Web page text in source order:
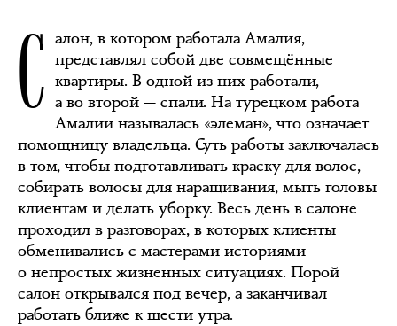
С алон, в котором работала Амалия,
представлял собой две совмещённые
квартиры. В одной из них работали,
а во второй — спали. На турецком работа
Амалии называлась «элеман», что означает
помощницу владельца. Суть работы заключалась
в том, чтобы подготавливать краску для волос,
собирать волосы для наращивания, мыть головы
клиентам и делать уборку. Весь день в салоне
проходил в разговорах, в которых клиенты
обменивались с мастерами историями
о непростых жизненных ситуациях. Порой
салон открывался под вечер, а заканчивал
работать ближе к шести утра.